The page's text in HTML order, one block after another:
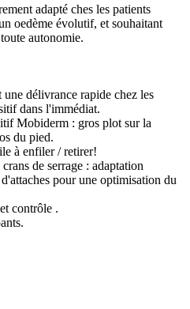
adapté ches les patients
oedème évolutif, et souhaitant
autonomie.
délivrance rapide chez les
dans l'immédiat.
Mobiderm : gros plot sur la
du pied.
à enfiler / retirer!
de serrage : adaptation
pour une optimisation du
contrôle .